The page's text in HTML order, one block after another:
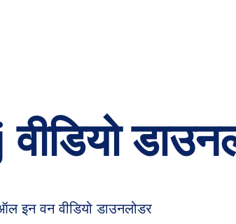
इन वन वीडियो डाउनलोडर